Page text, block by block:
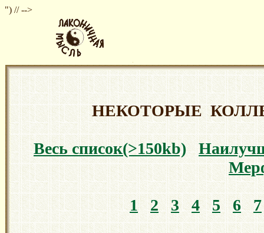
") // -->
НЕКОТОРЫЕ
Весь список(>150kb)
1 2 3 4 5 6 7